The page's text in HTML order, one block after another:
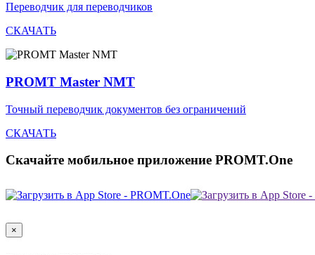
Переводчик для переводчиков
СКАЧАТЬ
PROMT Master NMT
Точный переводчик документов без ограничений
СКАЧАТЬ
Скачайте мобильное приложение PROMT.One
×